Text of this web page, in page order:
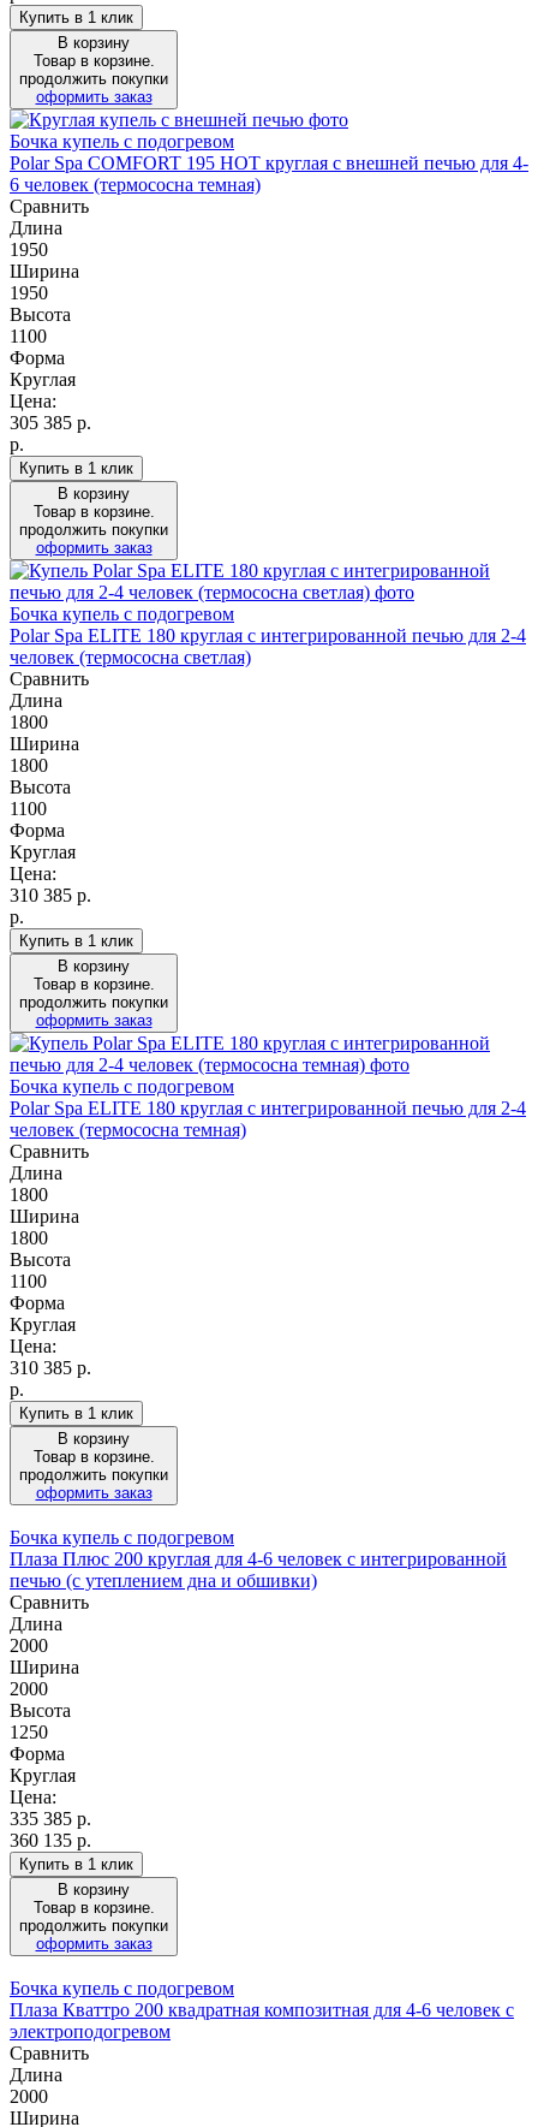
Купить в 1 клик
В корзину
Товар в корзине.
продолжить покупки
оформить заказ
Бочка купель с подогревом
Polar Spa COMFORT 195 HOT круглая с внешней печью для 4-
6 человек (термососна темная)
Сравнить
Длина
1950
Ширина
1950
Высота
1100
Форма
Круглая
Цена:
305 385 р.
р.
Купить в 1 клик
В корзину
Товар в корзине.
продолжить покупки
оформить заказ
Бочка купель с подогревом
Polar Spa ELITE 180 круглая с интегрированной печью для 2-4
человек (термососна светлая)
Сравнить
Длина
1800
Ширина
1800
Высота
1100
Форма
Круглая
Цена:
310 385 р.
р.
Купить в 1 клик
В корзину
Товар в корзине.
продолжить покупки
оформить заказ
Бочка купель с подогревом
Polar Spa ELITE 180 круглая с интегрированной печью для 2-4
человек (термососна темная)
Сравнить
Длина
1800
Ширина
1800
Высота
1100
Форма
Круглая
Цена:
310 385 р.
р.
Купить в 1 клик
В корзину
Товар в корзине.
продолжить покупки
оформить заказ
Бочка купель с подогревом
Плаза Плюс 200 круглая для 4-6 человек с интегрированной
печью (с утеплением дна и обшивки)
Сравнить
Длина
2000
Ширина
2000
Высота
1250
Форма
Круглая
Цена:
335 385 р.
360 135 р.
Купить в 1 клик
В корзину
Товар в корзине.
продолжить покупки
оформить заказ
Бочка купель с подогревом
Плаза Кваттро 200 квадратная композитная для 4-6 человек с
электроподогревом
Сравнить
Длина
2000
Ширина